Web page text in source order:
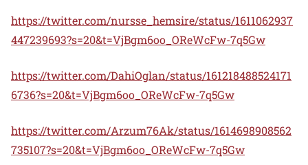
https://twitter.com/nursse_hemsire/status/1611062937
447239693?s=20&t=VjBgm6oo_OReWcFw-7q5Gw
https://twitter.com/DahiOglan/status/161218488524171
6736?s=20&t=VjBgm6oo_OReWcFw-7q5Gw
https://twitter.com/Arzum76Ak/status/1614698908562
735107?s=20&t=VjBgm6oo_OReWcFw-7q5Gw